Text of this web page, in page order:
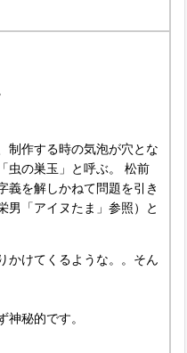
制作する時の気泡が穴とな
虫の巣玉」と呼ぶ。 松前
義を解しかねて問題を引き
男「アイヌたま」参照）と
かけてくるような。。そん
秘的です。